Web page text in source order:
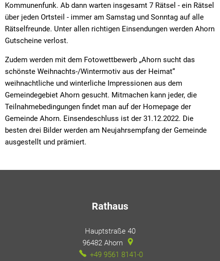
Kommunenfunk. Ab dann warten insgesamt 7 Rätsel - ein Rätsel
über jeden Ortsteil - immer am Samstag und Sonntag auf alle
Rätselfreunde. Unter allen richtigen Einsendungen werden Ahorn
Gutscheine verlost.
Zudem werden mit dem Fotowettbewerb „Ahorn sucht das
schönste Weihnachts-/Wintermotiv aus der Heimat“
weihnachtliche und winterliche Impressionen aus dem
Gemeindegebiet Ahorn gesucht. Mitmachen kann jeder, die
Teilnahmebedingungen findet man auf der Homepage der
Gemeinde Ahorn. Einsendeschluss ist der 31.12.2022. Die
besten drei Bilder werden am Neujahrsempfang der Gemeinde
ausgestellt und prämiert.
Rathaus
Hauptstraße 40
96482 Ahorn
+49 9561 8141-0